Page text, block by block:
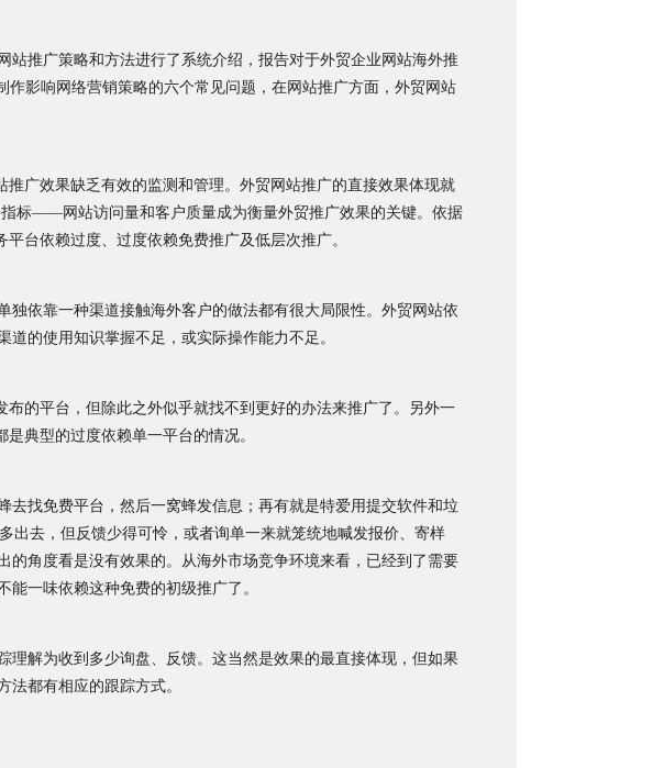
推广策略和方法进行了系统介绍，报告对于外贸企业网站海外推
影响网络营销策略的六个常见问题，在网站推广方面，外贸网站
广效果缺乏有效的监测和管理。外贸网站推广的直接效果体现就
标——网站访问量和客户质量成为衡量外贸推广效果的关键。依据
台依赖过度、过度依赖免费推广及低层次推广。
依靠一种渠道接触海外客户的做法都有很大局限性。外贸网站依
的使用知识掌握不足，或实际操作能力不足。
的平台，但除此之外似乎就找不到更好的办法来推广了。另外一
典型的过度依赖单一平台的情况。
找免费平台，然后一窝蜂发信息；再有就是特爱用提交软件和垃
出去，但反馈少得可怜，或者询单一来就笼统地喊发报价、寄样
角度看是没有效果的。从海外市场竞争环境来看，已经到了需要
一味依赖这种免费的初级推广了。
解为收到多少询盘、反馈。这当然是效果的最直接体现，但如果
都有相应的跟踪方式。